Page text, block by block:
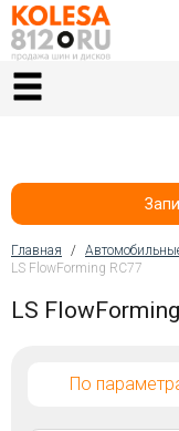
Главная
Автосервис
Хранение шин
Вы здесь
Главная /
LS FlowForming RC77
LS
По